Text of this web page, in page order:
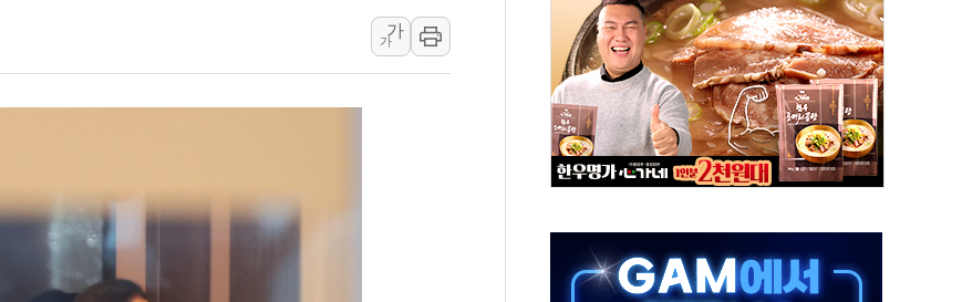
與 "세제개편안 8월 말 당정 조율 완료…초고가·비거주 1주택 등 여론 수렴"
경인고속도로서 차량 4대 연쇄 추돌…7세 남아 등 4명 부상
"AI가 먼저 알아채고 고친다"…LG유플러스, AI 홈네트워크 구현 첫발
삼성전자, 美국립연구소와 영하 30도 극저온 난방기술 개발한다
롯데백화점, 앰배서더 2기 모집…지역 크리에이터 확대
한수원 "폭염 속 전력수급 이상무"…김회천 사장, 원전 현장점검
박형수 의원 '선관위 견제·감독 강화' 2개 법 대표 발의
장동혁, 李 대통령에 "결혼 페널티 만든 건 이 정권…신생아 특례 대출까지 줄여"
가
가